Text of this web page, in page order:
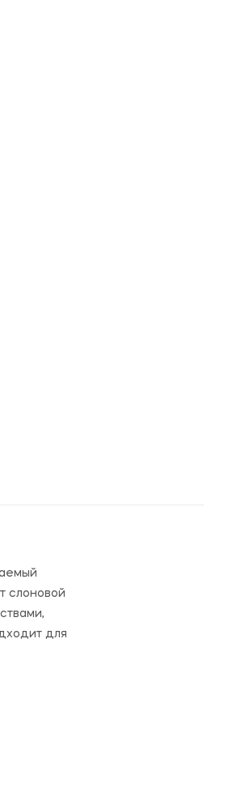
слоновой
для